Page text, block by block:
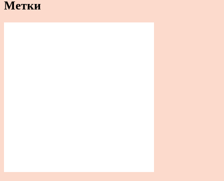
Метки